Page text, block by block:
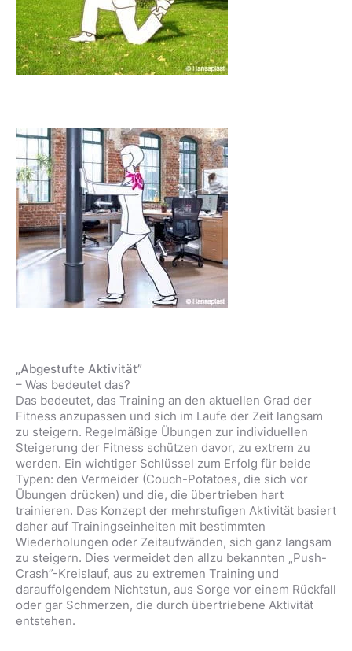
„Abgestufte Aktivität”
– Was bedeutet das?
Das bedeutet, das Training an den aktuellen Grad der
Fitness anzupassen und sich im Laufe der Zeit langsam
zu steigern. Regelmäßige Übungen zur individuellen
Steigerung der Fitness schützen davor, zu extrem zu
werden. Ein wichtiger Schlüssel zum Erfolg für beide
Typen: den Vermeider (Couch-Potatoes, die sich vor
Übungen drücken) und die, die übertrieben hart
trainieren. Das Konzept der mehrstufigen Aktivität basiert
daher auf Trainingseinheiten mit bestimmten
Wiederholungen oder Zeitaufwänden, sich ganz langsam
zu steigern. Dies vermeidet den allzu bekannten „Push-
Crash”-Kreislauf, aus zu extremen Training und
darauffolgendem Nichtstun, aus Sorge vor einem Rückfall
oder gar Schmerzen, die durch übertriebene Aktivität
entstehen.